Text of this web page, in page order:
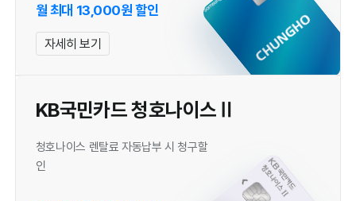
월 최대 13,000원 할인
자세히 보기
KB국민카드 청호나이스Ⅱ
청호나이스 렌탈료 자동납부 시 청구할
인